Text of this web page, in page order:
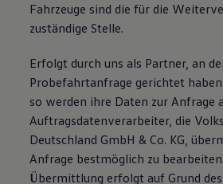
Fahrzeuge sind die für die
zuständige Stelle.
Erfolgt durch uns als Partner, an
Probefahrtanfrage gerichtet
so werden ihre Daten zur Anfrage
Auftragsdatenverarbeiter, die
Deutschland GmbH & Co. KG,
Anfrage bestmöglich zu
Übermittlung erfolgt auf Grund